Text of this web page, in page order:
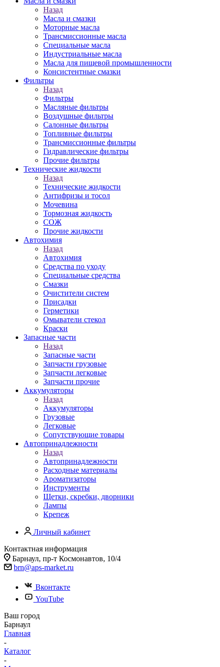
Назад
Масла и смазки
Моторные масла
Трансмиссионные масла
Специальные масла
Индустриальные масла
Масла для пищевой промышленности
Консистентные смазки
Фильтры
Назад
Фильтры
Масляные фильтры
Воздушные фильтры
Салонные фильтры
Топливные фильтры
Трансмиссионные фильтры
Гидравлические фильтры
Прочие фильтры
Технические жидкости
Назад
Технические жидкости
Антифризы и тосол
Мочевина
Тормозная жидкость
СОЖ
Прочие жидкости
Автохимия
Назад
Автохимия
Средства по уходу
Специальные средства
Смазки
Очистители систем
Присадки
Герметики
Омыватели стекол
Краски
Запасные части
Назад
Запасные части
Запчасти грузовые
Запчасти легковые
Запчасти прочие
Аккумуляторы
Назад
Аккумуляторы
Грузовые
Легковые
Сопутствующие товары
Автопринадлежности
Назад
Автопринадлежности
Расходные материалы
Ароматизаторы
Инструменты
Щетки, скребки, дворники
Лампы
Крепеж
Личный кабинет
Контактная информация
Барнаул, пр-т Космонавтов, 10/4
brn@aps-market.ru
Вконтакте
YouTube
Ваш город
Барнаул
Главная
-
Каталог
-